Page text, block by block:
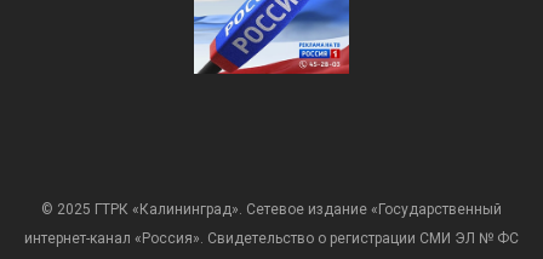
© 2025 ГТРК «Калининград». Сетевое издание «Государственный
интернет-канал «Россия». Свидетельство о регистрации СМИ ЭЛ № ФС